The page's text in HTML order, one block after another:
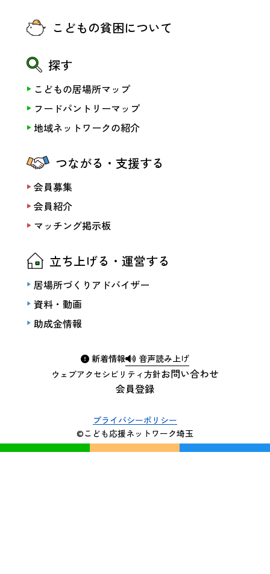
新着情報 音声読み上げ
会員登録
お問い合わせ
ウェブアクセシビリティ方針
こどもの貧困について
探す
こどもの居場所マップ
フードパントリーマップ
地域ネットワークの紹介
つながる・支援する
会員募集
会員紹介
マッチング掲示板
立ち上げる・運営する
居場所づくりアドバイザー
資料・動画
助成金情報
プライバシーポリシー
©こども応援ネットワーク埼玉